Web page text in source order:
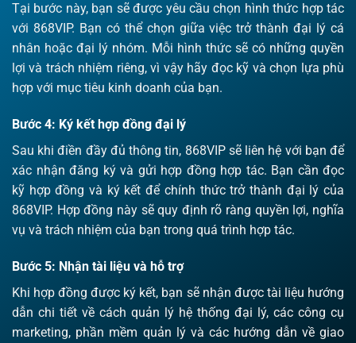
Tại bước này, bạn sẽ được yêu cầu chọn hình thức hợp tác
với 868VIP. Bạn có thể chọn giữa việc trở thành đại lý cá
nhân hoặc đại lý nhóm. Mỗi hình thức sẽ có những quyền
lợi và trách nhiệm riêng, vì vậy hãy đọc kỹ và chọn lựa phù
hợp với mục tiêu kinh doanh của bạn.
Bước 4: Ký kết hợp đồng đại lý
Sau khi điền đầy đủ thông tin, 868VIP sẽ liên hệ với bạn để
xác nhận đăng ký và gửi hợp đồng hợp tác. Bạn cần đọc
kỹ hợp đồng và ký kết để chính thức trở thành đại lý của
868VIP. Hợp đồng này sẽ quy định rõ ràng quyền lợi, nghĩa
vụ và trách nhiệm của bạn trong quá trình hợp tác.
Bước 5: Nhận tài liệu và hỗ trợ
Khi hợp đồng được ký kết, bạn sẽ nhận được tài liệu hướng
dẫn chi tiết về cách quản lý hệ thống đại lý, các công cụ
marketing, phần mềm quản lý và các hướng dẫn về giao